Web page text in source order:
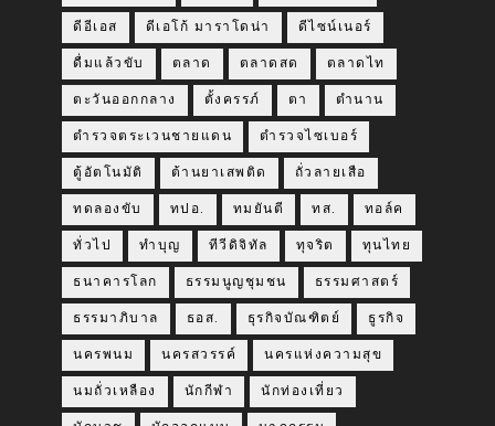
ดีอีเอส ดีเอโก้ มาราโดน่า ดีไซน์เนอร์
ดื่มแล้วขับ ตลาด ตลาดสด ตลาดไท
ตะวันออกกลาง ตั้งครรภ์ ตา ตำนาน
ตำรวจตระเวนชายแดน ตำรวจไซเบอร์
ตู้อัตโนมัติ ต้านยาเสพติด ถั่วลายเสือ
ทดลองขับ ทปอ. ทมยันตี ทส. ทอล์ค
ทั่วไป ทำบุญ ทีวีดิจิทัล ทุจริต ทุนไทย
ธนาคารโลก ธรรมนูญชุมชน ธรรมศาสตร์
ธรรมาภิบาล ธอส. ธุรกิจบัณฑิตย์ ธูรกิจ
นครพนม นครสวรรค์ นครแห่งความสุข
นมถั่วเหลือง นักกีฬา นักท่องเที่ยว